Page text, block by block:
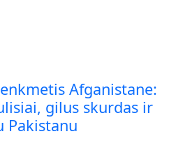
Afganistane:
gilus skurdas ir
Pakistanu